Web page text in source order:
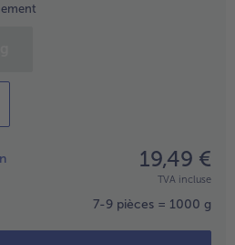
végétale
19,49 €
TVA incluse
7-9 pièces = 1000 g